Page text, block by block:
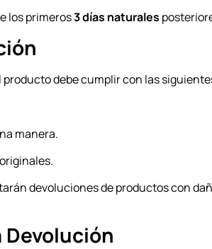
los primeros3 días naturales
debe cumplir con las
manera.
devoluciones de productos con
Devolución